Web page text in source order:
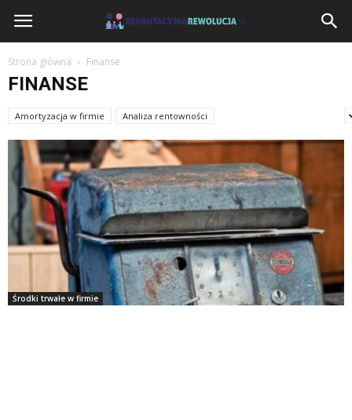
RekrutacyjnaRewolucja.pl
Strona główna Finanse
FINANSE
Amortyzacja w firmie
Analiza rentowności
Środki trwałe w firmie